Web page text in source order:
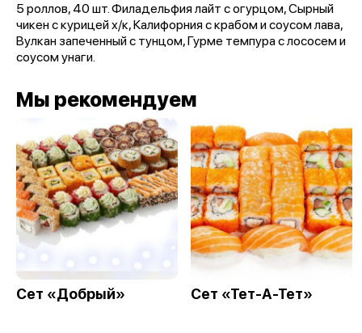
5 роллов, 40 шт. Филадельфия лайт с огурцом, Сырный
чикен с курицей х/к, Калифорния с крабом и соусом лава,
Вулкан запеченный с тунцом, Гурме темпура с лососем и
соусом унаги.
Мы рекомендуем
Сет «Добрый» Сет «Тет-А-Тет»